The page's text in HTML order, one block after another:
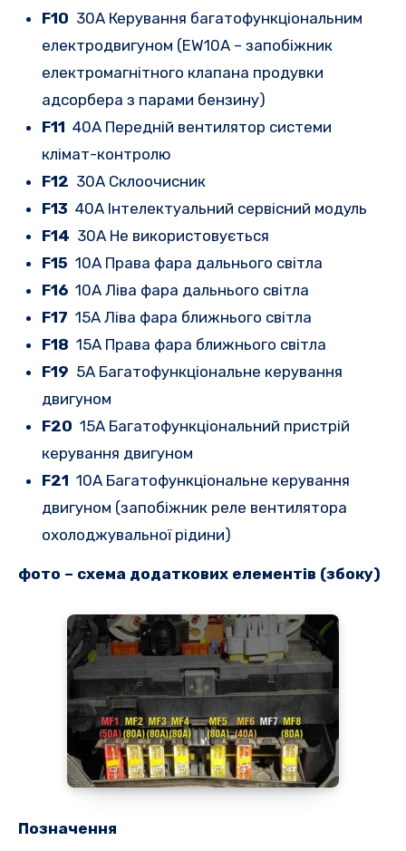
F10 30A Керування багатофункціональним
електродвигуном (EW10A – запобіжник
електромагнітного клапана продувки
адсорбера з парами бензину)
F11 40A Передній вентилятор системи
клімат-контролю
F12 30A Склоочисник
F13 40A Інтелектуальний сервісний модуль
F14 30A Не використовується
F15 10A Права фара дальнього світла
F1610A Ліва фара дальнього світла
F17 15A Ліва фара ближнього світла
F18 15A Права фара ближнього світла
F19 5A Багатофункціональне керування
двигуном
F20 15A Багатофункціональний пристрій
керування двигуном
F21 10A Багатофункціональне керування
двигуном (запобіжник реле вентилятора
охолоджувальної рідини)
фото – схема додаткових елементів (збоку)
Позначення